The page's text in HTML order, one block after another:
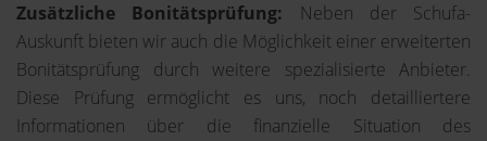
Zusätzliche Bonitätsprüfung: Neben der Schufa-
Auskunft bieten wir auch die Möglichkeit einer erweiterten
Bonitätsprüfung durch weitere spezialisierte Anbieter.
Diese Prüfung ermöglicht es uns, noch detailliertere
Informationen über die finanzielle Situation des